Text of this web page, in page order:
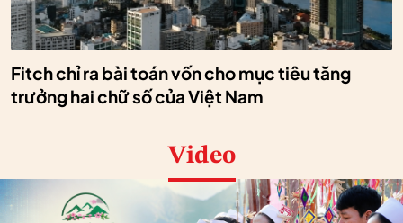
Fitch chỉ ra bài toán vốn cho mục tiêu tăng
trưởng hai chữ số của Việt Nam
Video